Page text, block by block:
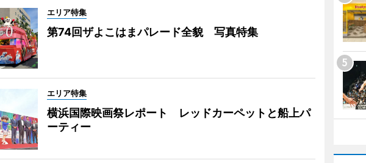
エリア特集
第74回ザよこはまパレード全貌 写真特集
エリア特集
横浜国際映画祭レポート レッドカーペットと船上パ
ーティー